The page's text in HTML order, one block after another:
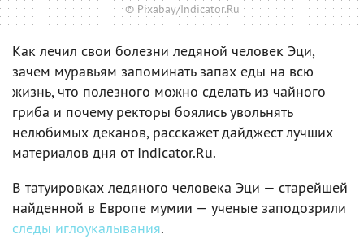
© Pixabay/Indicator.Ru
Как лечил свои болезни ледяной человек Эци,
зачем муравьям запоминать запах еды на всю
жизнь, что полезного можно сделать из чайного
гриба и почему ректоры боялись увольнять
нелюбимых деканов, расскажет дайджест лучших
материалов дня от Indicator.Ru.
В татуировках ледяного человека Эци — старейшей
найденной в Европе мумии — ученые заподозрили
следы иглоукалывания.